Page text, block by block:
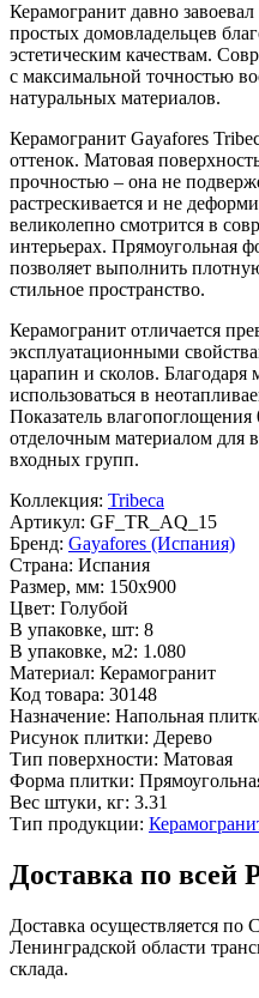
Керамогранит давно
простых домовладельцев
эстетическим качествам.
с максимальной точностью
натуральных материалов.
Керамогранит Gayafores
оттенок. Матовая
прочностью – она не
растрескивается и не
великолепно смотрится в
интерьерах. Прямоугольная
позволяет выполнить
стильное пространство.
Керамогранит отличается
эксплуатационными
царапин и сколов. Благодаря
использоваться в
Показатель
отделочным материалом для
входных групп.
Коллекция: Tribeca
Артикул: GF_TR_AQ_15
Бренд: Gayafores (Испания)
Страна: Испания
Размер, мм: 150x900
Цвет: Голубой
В упаковке, шт: 8
В упаковке, м2: 1.080
Материал: Керамогранит
Код товара: 30148
Назначение: Напольная
Рисунок плитки: Дерево
Тип поверхности: Матовая
Форма плитки:
Вес штуки, кг: 3.31
Тип продукции:
Доставка по всей
Доставка осуществляется по
Ленинградской области
склада.